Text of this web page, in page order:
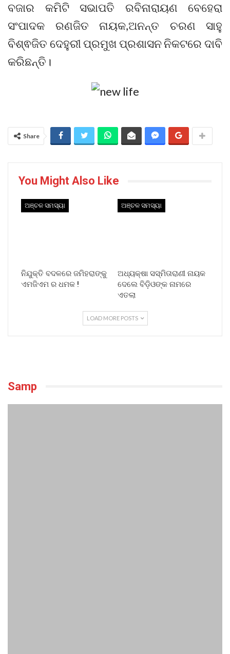
ବଜାର କମିଟି ସଭାପତି ରବିନାରାୟଣ ବେହେରା
ସଂପାଦକ ରଣଜିତ ନାୟକ,ଅନନ୍ତ ଚରଣ ସାହୁ
ବିଶ୍ଵଜିତ ଦେହୁରୀ ପ୍ରମୁଖ ପ୍ରଶାସନ ନିକଟରେ ଦାବି
କରିଛନ୍ତି।
Share
You Might Also Like
ଅଞ୍ଚଳ ସମସ୍ୟା
ନିଯୁକ୍ତି ବଦଳରେ ଜମିହରାଙ୍କୁ
ଏମଜିଏମ ର ଧମକ !
ଅଞ୍ଚଳ ସମସ୍ୟା
ଅଧ୍ୟକ୍ଷା ସସ୍ମିତାରାଣୀ ନାୟକ
ଦେଲେ ବିଡ଼ିଓଙ୍କ ନାମରେ
ଏତଲା
LOAD MORE POSTS
Samp